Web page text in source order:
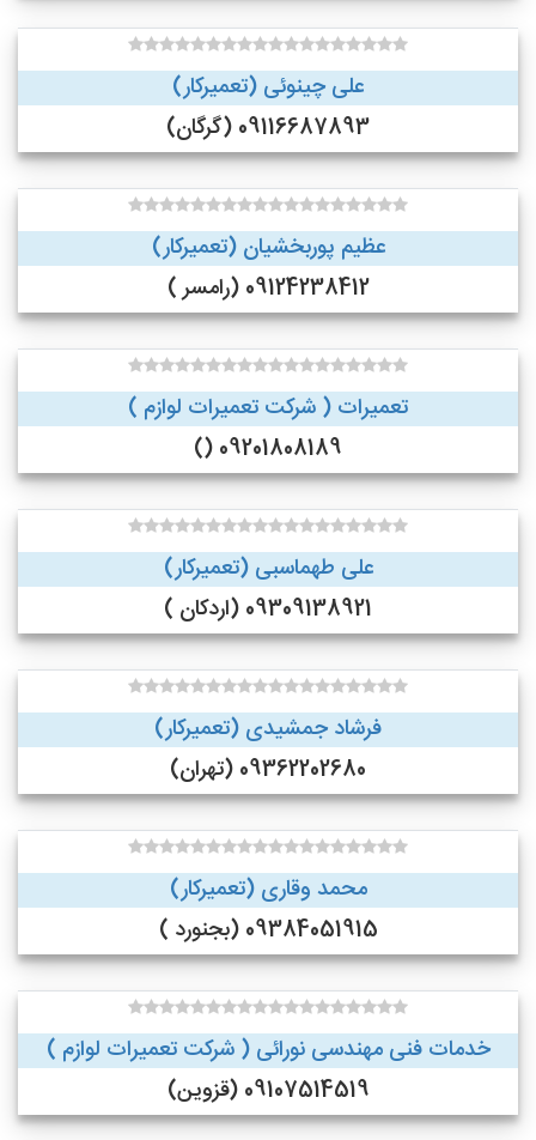
علی چینوئی (تعمیرکار)
09116687893 (گرگان)
عظیم پوربخشیان (تعمیرکار)
09124238412 (رامسر )
تعمیرات ( شرکت تعمیرات لوازم )
09201808189 ()
علی طهماسبی (تعمیرکار)
09309138921 (اردکان )
فرشاد جمشیدی (تعمیرکار)
09362202680 (تهران)
محمد وقاری (تعمیرکار)
09384051915 (بجنورد )
خدمات فنی مهندسی نورائی ( شرکت تعمیرات لوازم )
09107514519 (قزوین)